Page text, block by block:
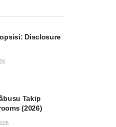
Disclosure
Takip
(2026)